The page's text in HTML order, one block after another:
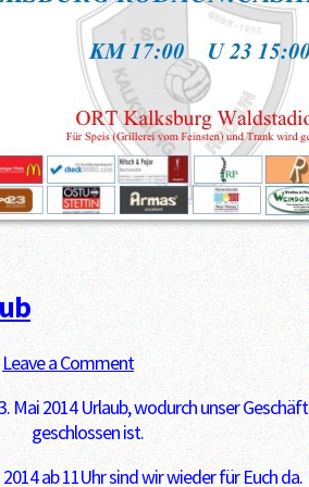
Leave a Comment
Mai 2014 Urlaub, wodurch unser Geschäft
geschlossen ist.
ab 11Uhr sind wir wieder für Euch da.